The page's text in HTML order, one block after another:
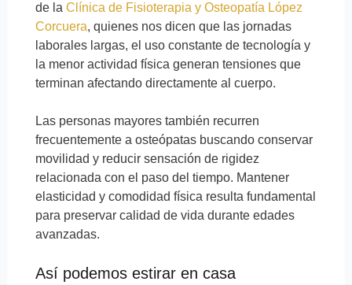
de la Clínica de Fisioterapia y Osteopatía López
Corcuera, quienes nos dicen que las jornadas
laborales largas, el uso constante de tecnología y
la menor actividad física generan tensiones que
terminan afectando directamente al cuerpo.
Las personas mayores también recurren
frecuentemente a osteópatas buscando conservar
movilidad y reducir sensación de rigidez
relacionada con el paso del tiempo. Mantener
elasticidad y comodidad física resulta fundamental
para preservar calidad de vida durante edades
avanzadas.
Así podemos estirar en casa